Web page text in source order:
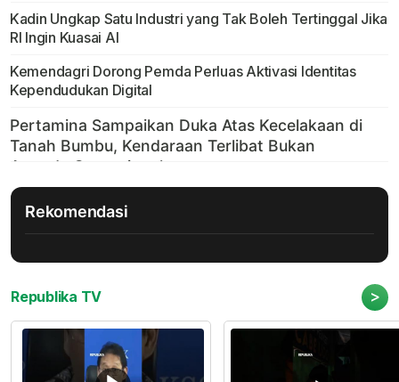
Kadin Ungkap Satu Industri yang Tak Boleh Tertinggal Jika
RI Ingin Kuasai AI
Kemendagri Dorong Pemda Perluas Aktivasi Identitas
Kependudukan Digital
Rekomendasi
Republika TV >